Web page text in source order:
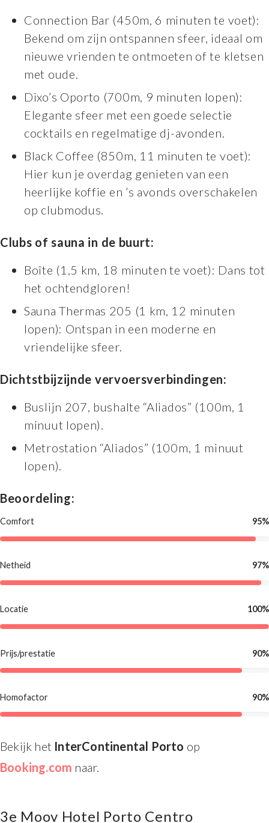
Connection Bar (450m, 6 minuten te voet):
Bekend om zijn ontspannen sfeer, ideaal om
nieuwe vrienden te ontmoeten of te kletsen
met oude.
Dixo’s Oporto (700m, 9 minuten lopen):
Elegante sfeer met een goede selectie
cocktails en regelmatige dj-avonden.
Black Coffee (850m, 11 minuten te voet):
Hier kun je overdag genieten van een
heerlijke koffie en ’s avonds overschakelen
op clubmodus.
Clubs of sauna in de buurt:
Boîte (1,5 km, 18 minuten te voet): Dans tot
het ochtendgloren!
Sauna Thermas 205 (1 km, 12 minuten
lopen): Ontspan in een moderne en
vriendelijke sfeer.
Dichtstbijzijnde vervoersverbindingen:
Buslijn 207, bushalte “Aliados” (100m, 1
minuut lopen).
Metrostation “Aliados” (100m, 1 minuut
lopen).
Beoordeling:
Comfort 95%
Netheid 97%
Locatie 100%
Prijs/prestatie 90%
Homofactor 90%
Bekijk het InterContinental Porto op
Booking.com naar.
3e Moov Hotel Porto Centro